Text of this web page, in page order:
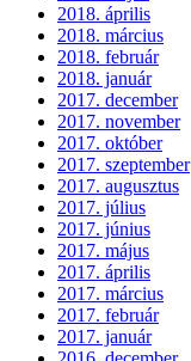
2018. április
2018. március
2018. február
2018. január
2017. december
2017. november
2017. október
2017. szeptember
2017. augusztus
2017. július
2017. június
2017. május
2017. április
2017. március
2017. február
2017. január